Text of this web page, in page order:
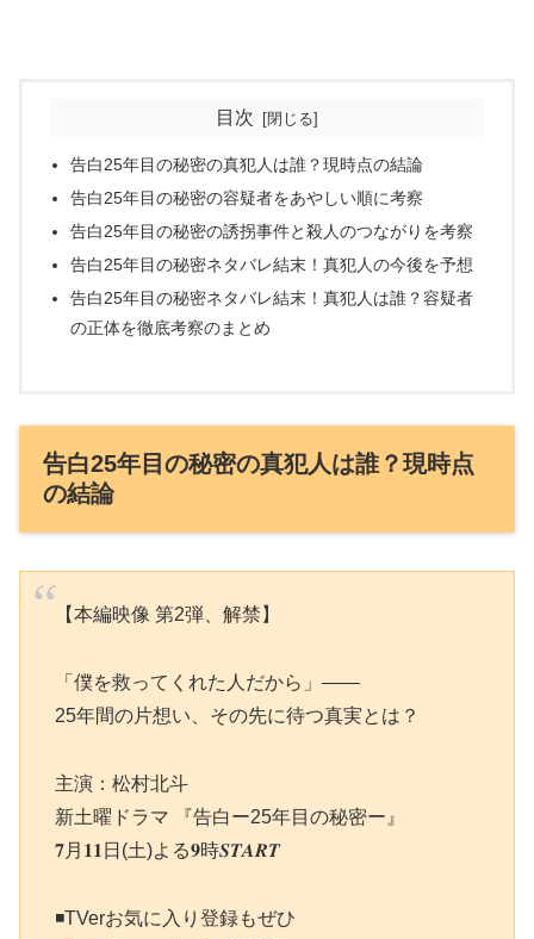
目次
告白25年目の秘密の真犯人は誰？現時点の結論
告白25年目の秘密の容疑者をあやしい順に考察
告白25年目の秘密の誘拐事件と殺人のつながりを考察
告白25年目の秘密ネタバレ結末！真犯人の今後を予想
告白25年目の秘密ネタバレ結末！真犯人は誰？容疑者
の正体を徹底考察のまとめ
告白25年目の秘密の真犯人は誰？現時点
の結論
【本編映像 第2弾、解禁】
「僕を救ってくれた人だから」——
25年間の片想い、その先に待つ真実とは？
主演：松村北斗
新土曜ドラマ 『告白ー25年目の秘密ー』
𝟕月𝟏𝟏日(土)よる𝟗時𝑺𝑻𝑨𝑹𝑻
◾️TVerお気に入り登録もぜひ